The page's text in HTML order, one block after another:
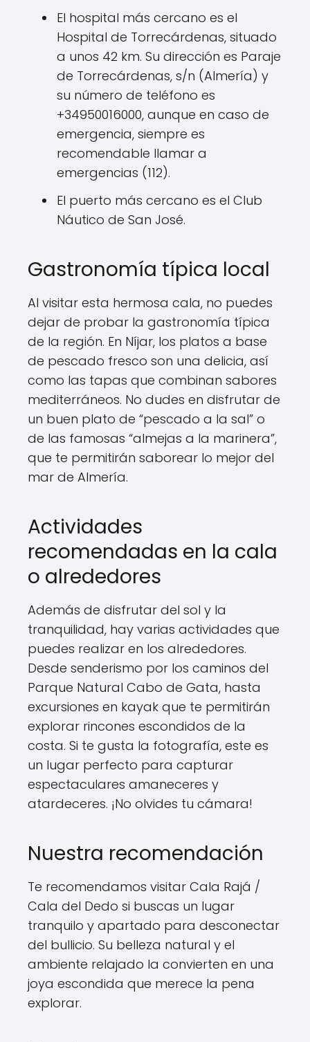
El hospital más cercano es el
Hospital de Torrecárdenas, situado
a unos 42 km. Su dirección es Paraje
de Torrecárdenas, s/n (Almería) y
su número de teléfono es
+34950016000, aunque en caso de
emergencia, siempre es
recomendable llamar a
emergencias (112).
El puerto más cercano es el Club
Náutico de San José.
Gastronomía típica local
Al visitar esta hermosa cala, no puedes
dejar de probar la gastronomía típica
de la región. En Níjar, los platos a base
de pescado fresco son una delicia, así
como las tapas que combinan sabores
mediterráneos. No dudes en disfrutar de
un buen plato de “pescado a la sal” o
de las famosas “almejas a la marinera”,
que te permitirán saborear lo mejor del
mar de Almería.
Actividades
recomendadas en la cala
o alrededores
Además de disfrutar del sol y la
tranquilidad, hay varias actividades que
puedes realizar en los alrededores.
Desde senderismo por los caminos del
Parque Natural Cabo de Gata, hasta
excursiones en kayak que te permitirán
explorar rincones escondidos de la
costa. Si te gusta la fotografía, este es
un lugar perfecto para capturar
espectaculares amaneceres y
atardeceres. ¡No olvides tu cámara!
Nuestra recomendación
Te recomendamos visitar Cala Rajá /
Cala del Dedo si buscas un lugar
tranquilo y apartado para desconectar
del bullicio. Su belleza natural y el
ambiente relajado la convierten en una
joya escondida que merece la pena
explorar.